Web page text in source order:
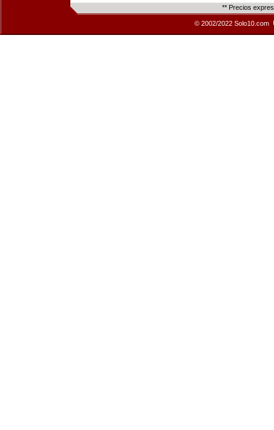
** Precios
© 2002/2022 Solo10.com